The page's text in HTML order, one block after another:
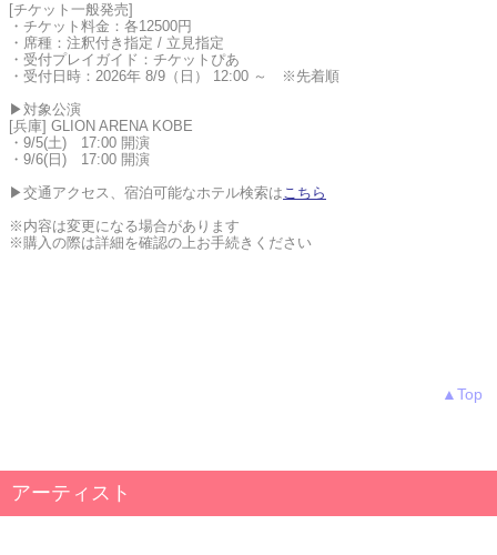
[チケット一般発売]
・チケット料金：各12500円
・席種：注釈付き指定 / 立見指定
・受付プレイガイド：チケットぴあ
・受付日時：2026年 8/9（日） 12:00 ～ ※先着順
▶対象公演
[兵庫] GLION ARENA KOBE
・9/5(土) 17:00 開演
・9/6(日) 17:00 開演
▶交通アクセス、宿泊可能なホテル検索はこちら
※内容は変更になる場合があります
※購入の際は詳細を確認の上お手続きください
▲Top
アーティスト